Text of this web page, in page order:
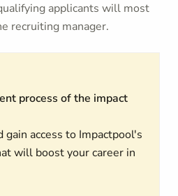
applicants will most
recruiting manager.
process of the impact
gain access to Impactpool's
will boost your career in